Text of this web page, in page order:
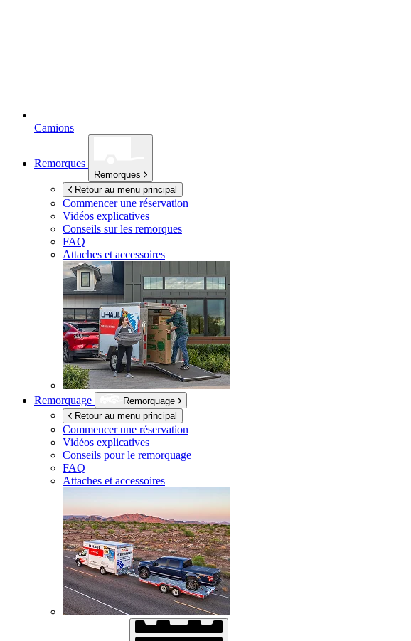
Camions
Remorques
Remorques
Retour au menu principal
Commencer une réservation
Vidéos explicatives
Conseils sur les remorques
FAQ
Attaches et accessoires
Remorquage
Remorquage
Retour au menu principal
Commencer une réservation
Vidéos explicatives
Conseils pour le remorquage
FAQ
Attaches et accessoires